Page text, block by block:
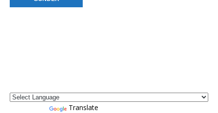
Translate